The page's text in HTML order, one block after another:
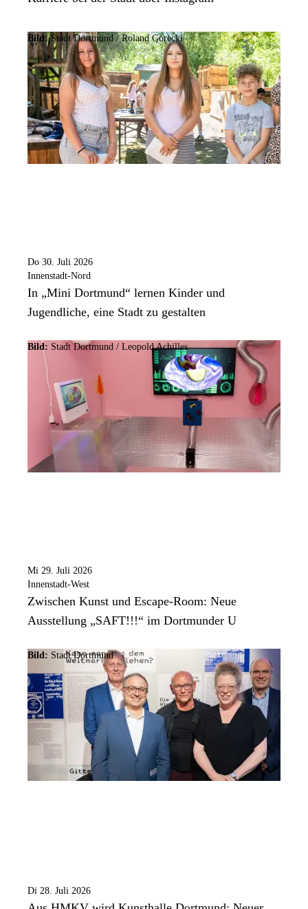
Bild:Stadt Dortmund / Roland Gorecki
Do 30. Juli 2026
Innenstadt-Nord
In „Mini Dortmund“ lernen Kinder und
Jugendliche, eine Stadt zu gestalten
Bild: Stadt Dortmund / Leopold Achilles
Mi 29. Juli 2026
Innenstadt-West
Zwischen Kunst und Escape-Room: Neue
Ausstellung „SAFT!!!“ im Dortmunder U
Bild: Stadt Dortmund
Di 28. Juli 2026